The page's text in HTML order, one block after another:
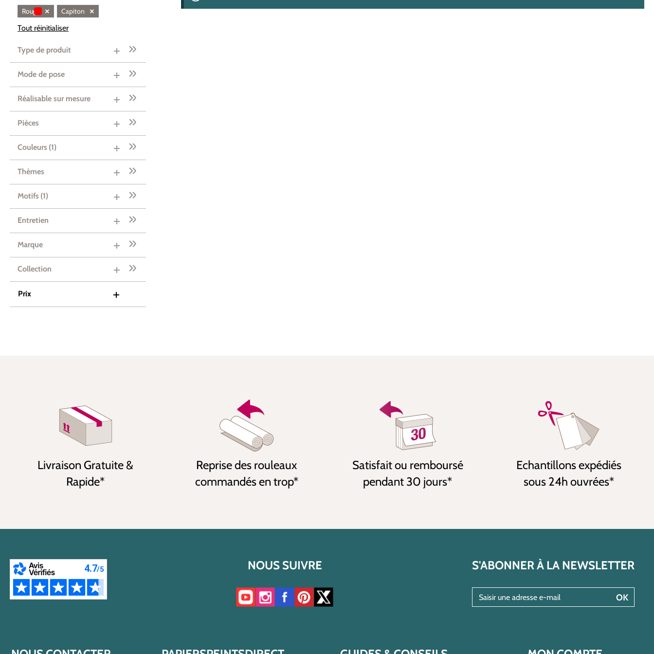
Rouge × Capiton ×
Tout réinitialiser
Type de produit
Mode de pose
Réalisable sur mesure
Pièces
Couleurs (1)
Thèmes
Motifs (1)
Entretien
Marque
Collection
Prix
Livraison Gratuite &
Rapide*
Reprise des rouleaux
commandés en trop*
Satisfait ou remboursé
pendant 30 jours*
Echantillons expédiés
sous 24h ouvrées*
NOUS SUIVRE
Accéder à notre chaîne YouTube
Accéder à notre compte Instagram
Accéder à notre page Facebook
Accéder à notre compte Pinterest
Accéder à notre compte Twitter/X
S'ABONNER À LA NEWSLETTER
OK